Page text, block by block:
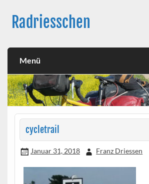
contentRadriesschen
Menü
cycletrail
Januar 31, 2018 Franz Driessen